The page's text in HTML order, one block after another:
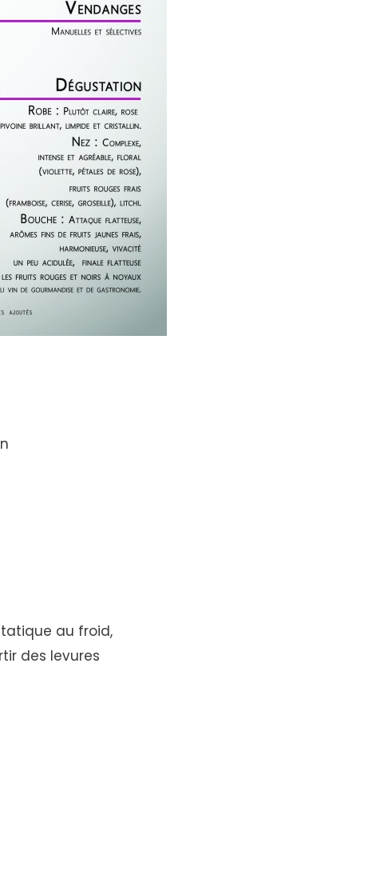
au froid,
des levures